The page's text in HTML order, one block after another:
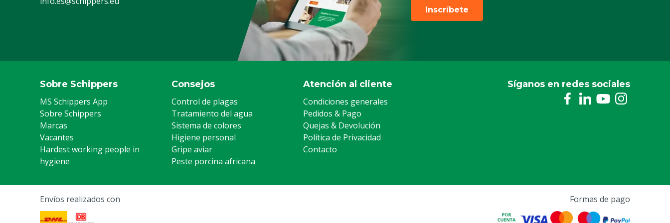
Inscríbete
Sobre Schippers
MS Schippers App
Sobre Schippers
Marcas
Vacantes
Hardest working people in
hygiene
Consejos
Control de plagas
Tratamiento del agua
Sistema de colores
Higiene personal
Gripe aviar
Peste porcina africana
Atención al cliente
Condiciones generales
Pedidos & Pago
Quejas & Devolución
Política de Privacidad
Contacto
Síganos en redes sociales
Envíos realizados con Formas de pago